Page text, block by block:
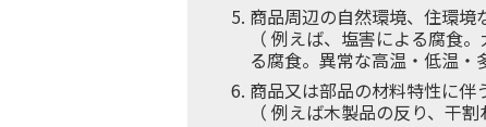
商品周辺の自然環境、住環境
（ 例えば、塩害による腐食
る腐食。異常な高温・低温・
商品又は部品の材料特性に伴
（ 例えば木製品の反り、干